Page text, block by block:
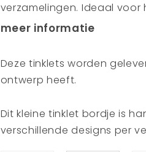
verzamelingen. Ideaal voor
snacks. Maar ook leuk om
het begin van de
metaalwerkplaatsen,
hand hameren en
eeuwenoud vakmanschap
Hun ritmische handen
in prachtige vormen
meer informatie
Deze tinklets worden
ontwerp heeft.
Dit kleine tinklet bordje is
verschillende designs per